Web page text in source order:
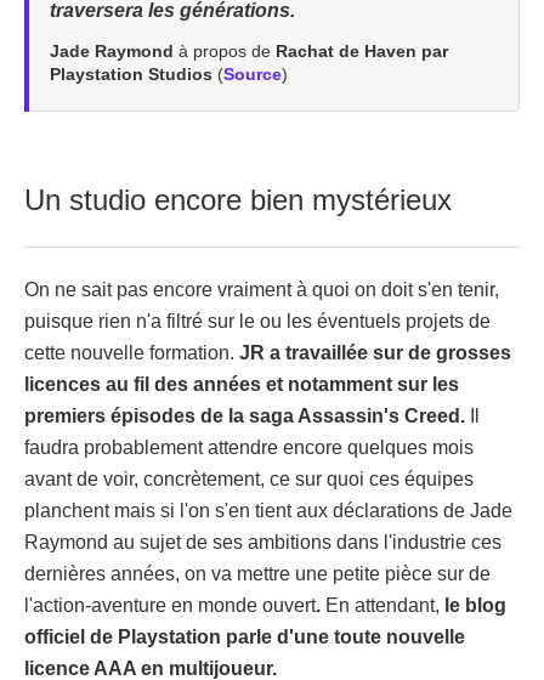
traversera les générations.
Jade Raymond à propos de Rachat de Haven par
Playstation Studios (Source)
Un studio encore bien mystérieux
On ne sait pas encore vraiment à quoi on doit s'en tenir,
puisque rien n'a filtré sur le ou les éventuels projets de
cette nouvelle formation. JR a travaillée sur de grosses
licences au fil des années et notamment sur les
premiers épisodes de la saga Assassin's Creed.
faudra probablement attendre encore quelques mois
avant de voir, concrètement, ce sur quoi ces équipes
planchent mais si l'on s'en tient aux déclarations de Jade
Raymond au sujet de ses ambitions dans l'industrie ces
dernières années, on va mettre une petite pièce sur de
l'action-aventure en monde ouvert. En attendant, le blog
officiel de Playstation parle d'une toute nouvelle
licence AAA en multijoueur.